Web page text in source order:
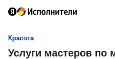
Красота
Услуги мастеров по